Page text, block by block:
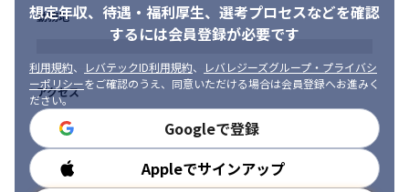
・まだまだ拡張性のあるサービスのため、主体的にサービスをつ
くることができます
・ユーザーサイト、ビジネスサイト、双方を一気通貫して設計、
開発ができます
・「大事なもの」を未来へ繋ぐ仕事を応援するために、テクノロ
ジーの力で業界の課題を解決していくチャレンジができます
・紙ベースで仕事をするプロの業務を改善し、事業拡大を支え、
雇用創出まで繋ぐことができ、社会貢献性の高さを感じられます
想定年収、待遇・福利厚生、 選考プロセスなどを確認
するには会員登録が必要です
利用規約、 レバテックID利用規約、
レバレジーズグループ・プライバシ
ーポリシーをご確認のうえ、同意いただける場合は会員登録へお進みく
ださい。
Googleで登録
Appleでサインアップ
勤務地
アクセス
勤務時間